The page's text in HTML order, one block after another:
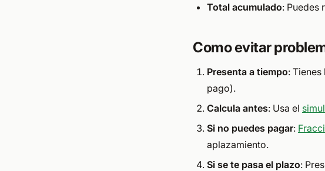
Total acumulado: Puedes
Como evitar
Presenta a tiempo: Tienes
pago).
Calcula antes: Usa el
Si no puedes pagar:
aplazamiento.
Si se te pasa el plazo: